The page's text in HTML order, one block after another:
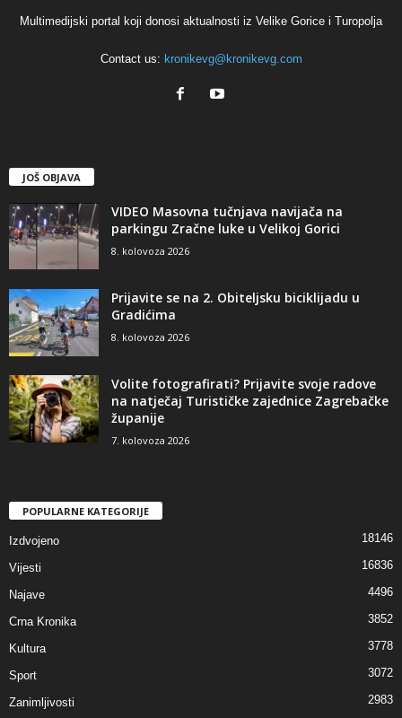
Multimedijski portal koji donosi aktualnosti iz Velike Gorice i Turopolja
Contact us: kronikevg@kronikevg.com
JOŠ OBJAVA
VIDEO Masovna tučnjava navijača na
parkingu Zračne luke u Velikoj Gorici
8. kolovoza 2026
Prijavite se na 2. Obiteljsku biciklijadu u
Gradićima
8. kolovoza 2026
Volite fotografirati? Prijavite svoje radove
na natječaj Turističke zajednice Zagrebačke
županije
7. kolovoza 2026
POPULARNE KATEGORIJE
Izdvojeno 18146
Vijesti 16836
Najave 4496
Crna Kronika 3852
Kultura 3778
Sport 3072
Zanimljivosti 2983